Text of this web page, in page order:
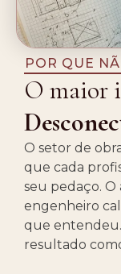
POR QUE
O maior
O setor de
que cada
seu pedaço.
engenheiro
que
resultado